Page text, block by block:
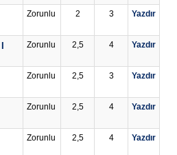
Zorunlu 2 3 Yazdır
Zorunlu 2,5 4 Yazdır
Zorunlu 2,5 3 Yazdır
Zorunlu 2,5 4 Yazdır
Zorunlu 2,5 4 Yazdır